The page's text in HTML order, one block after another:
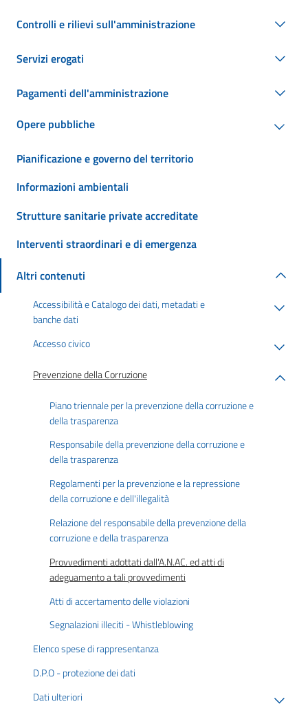
Controlli e rilievi sull'amministrazione
Servizi erogati
Pagamenti dell'amministrazione
Opere pubbliche
Pianificazione e governo del territorio
Informazioni ambientali
Strutture sanitarie private accreditate
Interventi straordinari e di emergenza
Altri contenuti
Accessibilità e Catalogo dei dati, metadati e
banche dati
Accesso civico
Prevenzione della Corruzione
Piano triennale per la prevenzione della corruzione e
della trasparenza
Responsabile della prevenzione della corruzione e
della trasparenza
Regolamenti per la prevenzione e la repressione
della corruzione e dell'illegalità
Relazione del responsabile della prevenzione della
corruzione e della trasparenza
Provvedimenti adottati dall'A.N.AC. ed atti di
adeguamento a tali provvedimenti
Atti di accertamento delle violazioni
Segnalazioni illeciti - Whistleblowing
Elenco spese di rappresentanza
D.P.O - protezione dei dati
Dati ulteriori